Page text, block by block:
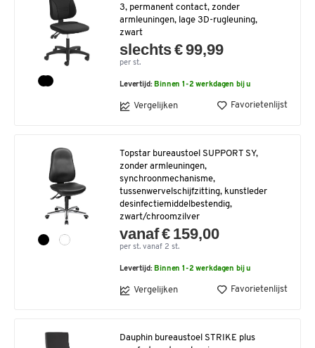
3, permanent contact, zonder
armleuningen, lage 3D-rugleuning,
zwart
slechts € 99,99
per st.
Levertijd: Binnen 1-2 werkdagen bij u
Vergelijken Favorietenlijst
Topstar bureaustoel SUPPORT SY,
zonder armleuningen,
synchroonmechanisme,
tussenwervelschijfzitting, kunstleder
desinfectiemiddelbestendig,
zwart/chroomzilver
vanaf € 159,00
per st. vanaf 2 st.
Levertijd: Binnen 1-2 werkdagen bij u
Vergelijken Favorietenlijst
Dauphin bureaustoel STRIKE plus